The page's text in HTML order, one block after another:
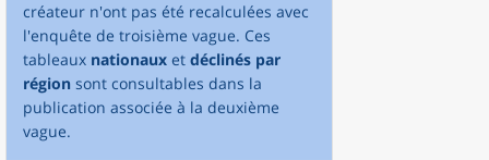
créateur n'ont pas été recalculées avec
l'enquête de troisième vague. Ces
tableaux nationaux et déclinés par
région sont consultables dans la
publication associée à la deuxième
vague.